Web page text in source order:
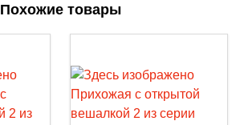
Похожие товары